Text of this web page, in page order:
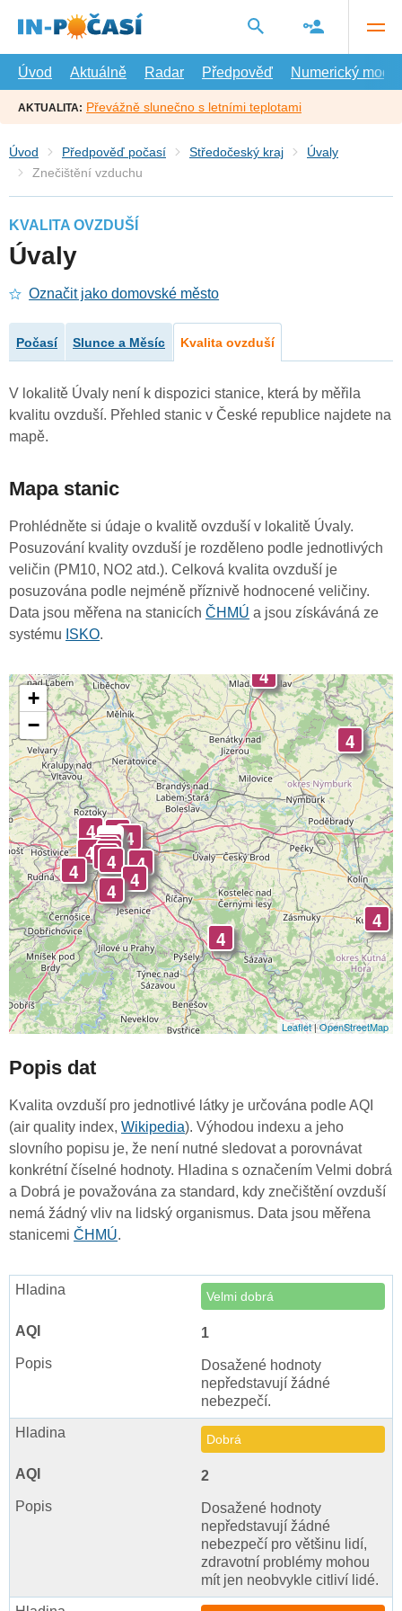
hlavní
Úvod
Aktuálně Radar Předpověď Numerický model
AKTUALITA: Převážně slunečno s letními teplotami
Úvod Předpověď počasí Středočeský kraj
Úvaly
Znečištění vzduchu
KVALITA OVZDUŠÍ
Úvaly
Označit jako domovské město
Počasí Slunce a Měsíc Kvalita ovzduší
V lokalitě Úvaly není k dispozici stanice, která by měřila
kvalitu ovzduší. Přehled stanic v České republice najdete na
mapě.
Mapa stanic
Prohlédněte si údaje o kvalitě ovzduší v lokalitě Úvaly.
Posuzování kvality ovzduší je rozděleno podle jednotlivých
veličin (PM10, NO2 atd.). Celková kvalita ovzduší je
posuzována podle nejméně příznivě hodnocené veličiny.
Data jsou měřena na stanicích ČHMÚ a jsou získáváná ze
systému ISKO.
4
4
4
4
-
4
4
4
4 4
4
44 4
4
4
4
4
+
−
Leaflet|OpenStreetMap
Popis dat
Kvalita ovzduší pro jednotlivé látky je určována podle AQI
(air quality index, Wikipedia). Výhodou indexu a jeho
slovního popisu je, že není nutné sledovat a porovnávat
konkrétní číselné hodnoty. Hladina s označením Velmi dobrá
a Dobrá je považována za standard, kdy znečištění ovzduší
nemá žádný vliv na lidský organismus. Data jsou měřena
stanicemi ČHMÚ.
Velmi dobrá
1
Dosažené hodnoty
nepředstavují žádné
nebezpečí.
Dobrá
2
Dosažené hodnoty
nepředstavují žádné
nebezpečí pro většinu lidí,
zdravotní problémy mohou
mít jen neobvykle citliví lidé.